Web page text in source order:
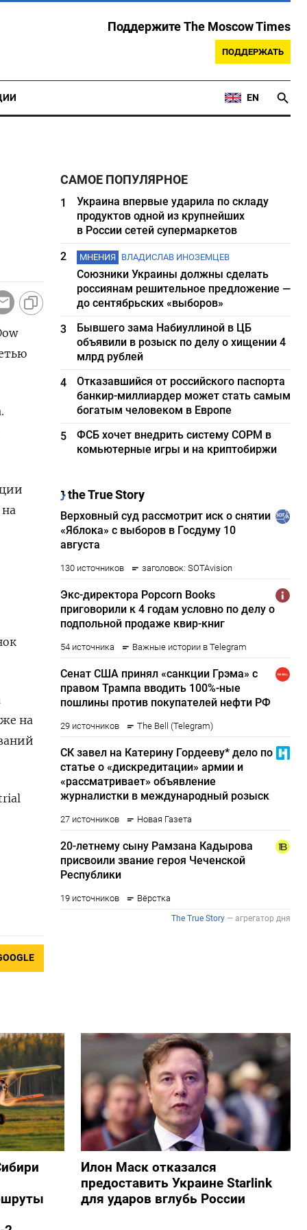
Поддержите The Moscow Times
ПОДДЕРЖАТЬ
EN
на
САМОЕ ПОПУЛЯРНОЕ
1
Украина впервые ударила по складу
продуктов одной из крупнейших
в России сетей супермаркетов
2
МНЕНИЯ ВЛАДИСЛАВ ИНОЗЕМЦЕВ
Союзники Украины должны сделать
россиянам решительное предложение —
до сентябрьских «выборов»
3
Бывшего зама Набиуллиной в ЦБ
объявили в розыск по делу о хищении 4
млрд рублей
4
Отказавшийся от российского паспорта
банкир-миллиардер может стать самым
богатым человеком в Европе
5
ФСБ хочет внедрить систему СОРМ в
комьютерные игры и на криптобиржи
Илон Маск отказался
предоставить Украине Starlink
для ударов вглубь России